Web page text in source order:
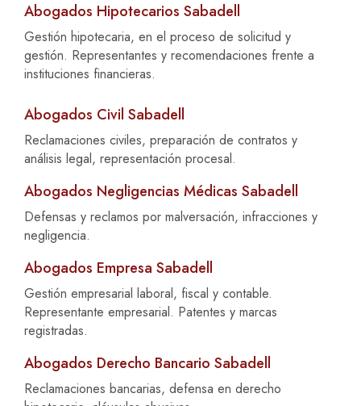
Abogados Hipotecarios Sabadell
Gestión hipotecaria, en el proceso de solicitud y
gestión. Representantes y recomendaciones frente a
instituciones financieras.
Abogados Civil Sabadell
Reclamaciones civiles, preparación de contratos y
análisis legal, representación procesal.
Abogados Negligencias Médicas Sabadell
Defensas y reclamos por malversación, infracciones y
negligencia.
Abogados Empresa Sabadell
Gestión empresarial laboral, fiscal y contable.
Representante empresarial. Patentes y marcas
registradas.
Abogados Derecho Bancario Sabadell
Reclamaciones bancarias, defensa en derecho